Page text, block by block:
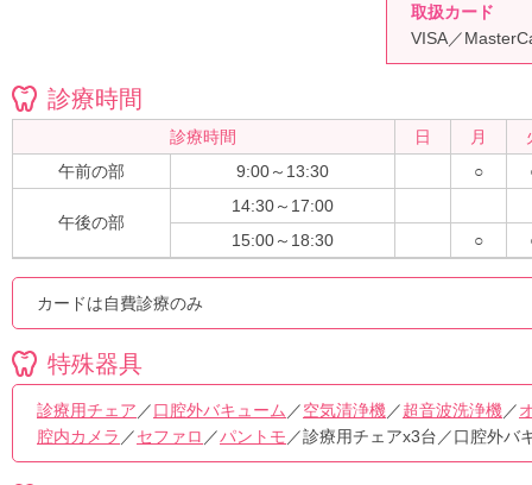
取扱カード
VISA／
診療時間
診療時間 日 月
午前の部
9:00～13:30 ○
午後の部
14:30～17:00
15:00～18:30
○
カードは自費診療のみ
特殊器具
診療用チェア ／口腔外バキューム ／空気清浄機 ／超音波洗浄機 ／
腔内カメラ ／セファロ ／パントモ ／診療用チェアx3台／口腔外バ